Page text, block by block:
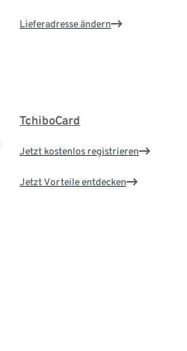
Lieferadresse ändern
TchiboCard
Jetzt kostenlos registrieren
Jetzt Vorteile entdecken